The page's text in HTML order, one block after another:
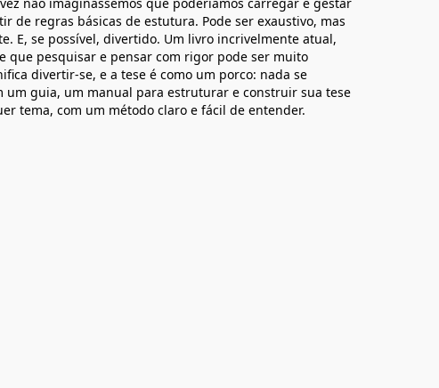
de regras básicas de estutura. Pode ser exaustivo, mas
E, se possível, divertido. Um livro incrivelmente atual,
que pesquisar e pensar com rigor pode ser muito
divertir-se, e a tese é como um porco: nada se
um guia, um manual para estruturar e construir sua tese
tema, com um método claro e fácil de entender.